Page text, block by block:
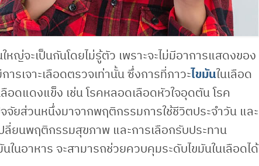
ญ่จะเป็นกันโดยไม่รู้ตัว เพราะจะไม่มีอาการแสดงของ
ารเจาะเลือดตรวจเท่านั้น ซึ่งการที่ภาวะไขมันในเลือด
ดแดงแข็ง เช่น โรคหลอดเลือดหัวใจอุดตัน โรค
ยส่วนหนึ่งมาจากพฤติกรรมการใช้ชีวิตประจำวัน และ
ลี่ยนพฤติกรรมสุขภาพ และการเลือกรับประทาน
นอาหาร จะสามารถช่วยควบคุมระดับไขมันในเลือดได้